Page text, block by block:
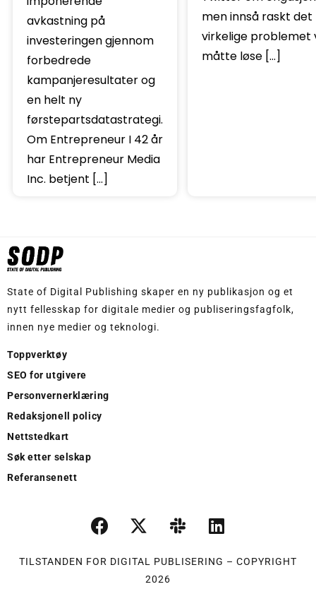
avkastning på
investeringen gjennom
forbedrede
kampanjeresultater og
en helt ny
førstepartsdatastrategi.
Om Entrepreneur I 42 år
har Entrepreneur Media
Inc. betjent […]
men innså raskt det
virkelige problemet
måtte løse […]
State of Digital Publishing skaper en ny publikasjon og et
nytt fellesskap for digitale medier og publiseringsfagfolk,
innen nye medier og teknologi.
Toppverktøy
SEO for utgivere
Personvernerklæring
Redaksjonell policy
Nettstedkart
Søk etter selskap
Referansenett
TILSTANDEN FOR DIGITAL PUBLISERING – COPYRIGHT
2026